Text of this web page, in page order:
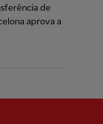
de
aprova a